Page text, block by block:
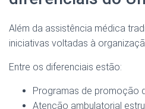
Além da assistência médica
iniciativas voltadas à
Entre os diferenciais estão:
Programas de promoção
Atenção ambulatorial